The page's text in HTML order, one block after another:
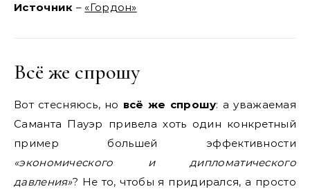
Источник – «Гордон»
Всё же спрошу
Вот стесняюсь, но всё же спрошу: а уважаемая
Саманта Пауэр привела хоть один конкретный
пример большей эффективности
«экономического и дипломатического
давления»? Не то, чтобы я придирался, а просто